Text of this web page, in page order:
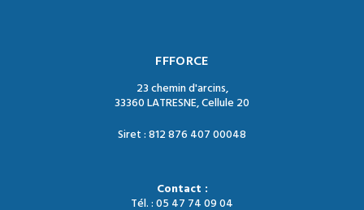
FFFORCE
23 chemin d'arcins,
33360 LATRESNE, Cellule 20
Siret : 812 876 407 00048
Contact :
Tél. : 05 47 74 09 04